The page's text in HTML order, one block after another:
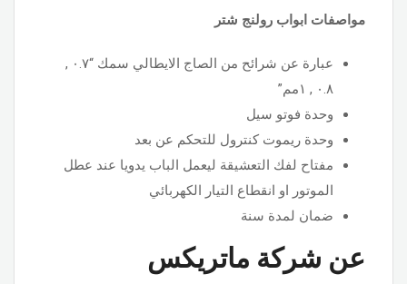
مواصفات ابواب رولنج شتر
عبارة عن شرائح من الصاج الايطالي سمك “٠.٧ ,
٠.٨ , ١مم”
وحدة فوتو سيل
وحدة ريموت كنترول للتحكم عن بعد
مفتاح لفك التعشيقة ليعمل الباب يدويا عند عطل
الموتور او انقطاع التيار الكهربائي
ضمان لمدة سنة
عن شركة ماتريكس